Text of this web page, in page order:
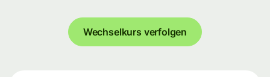
Wechselkurs verfolgen